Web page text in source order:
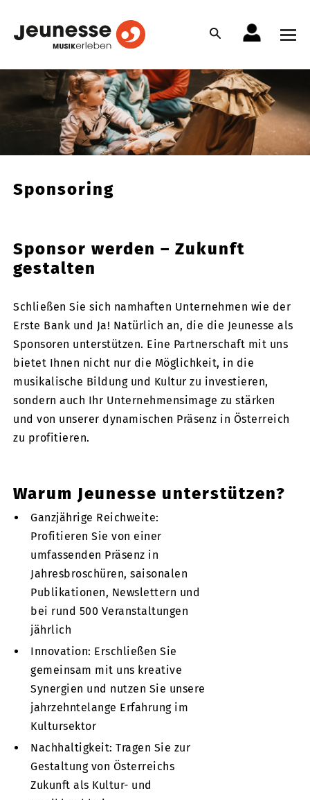
Sponsoring
Sponsor werden – Zukunft
gestalten
Schließen Sie sich namhaften Unternehmen wie der
Erste Bank und Ja! Natürlich an, die die Jeunesse als
Sponsoren unterstützen. Eine Partnerschaft mit uns
bietet Ihnen nicht nur die Möglichkeit, in die
musikalische Bildung und Kultur zu investieren,
sondern auch Ihr Unternehmensimage zu stärken
und von unserer dynamischen Präsenz in Österreich
zu profitieren.
Warum Jeunesse unterstützen?
Ganzjährige Reichweite:
Profitieren Sie von einer
umfassenden Präsenz in
Jahresbroschüren, saisonalen
Publikationen, Newslettern und
bei rund 500 Veranstaltungen
jährlich
Innovation: Erschließen Sie
gemeinsam mit uns kreative
Synergien und nutzen Sie unsere
jahrzehntelange Erfahrung im
Kultursektor
Nachhaltigkeit: Tragen Sie zur
Gestaltung von Österreichs
Zukunft als Kultur- und